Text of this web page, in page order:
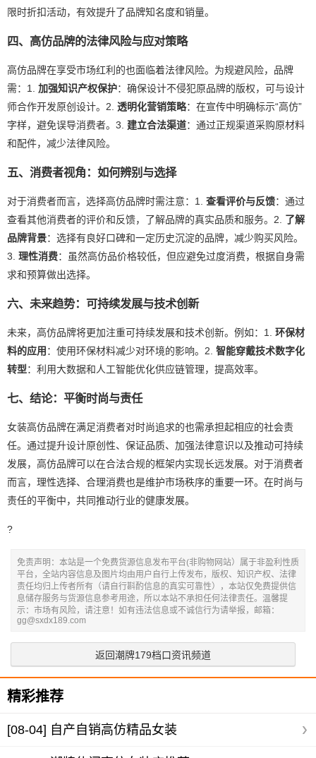
限时折扣活动，有效提升了品牌知名度和销量。
四、高仿品牌的法律风险与应对策略
高仿品牌在享受市场红利的也面临着法律风险。为规避风险，品牌
需：1. 加强知识产权保护：确保设计不侵犯原品牌的版权，可与设计
师合作开发原创设计。2. 透明化营销策略：在宣传中明确标示“高仿”
字样，避免误导消费者。3. 建立合法渠道：通过正规渠道采购原材料
和配件，减少法律风险。
五、消费者视角：如何辨别与选择
对于消费者而言，选择高仿品牌时需注意：1. 查看评价与反馈：通过
查看其他消费者的评价和反馈，了解品牌的真实品质和服务。2. 了解
品牌背景：选择有良好口碑和一定历史沉淀的品牌，减少购买风险。
3. 理性消费：虽然高仿品价格较低，但应避免过度消费，根据自身需
求和预算做出选择。
六、未来趋势：可持续发展与技术创新
未来，高仿品牌将更加注重可持续发展和技术创新。例如：1. 环保材
料的应用 ：使用环保材料减少对环境的影响。2. 智能穿戴技术数字化
转型：利用大数据和人工智能优化供应链管理，提高效率。
七、结论：平衡时尚与责任
女装高仿品牌在满足消费者对时尚追求的也需承担起相应的社会责
任。通过提升设计原创性、保证品质、加强法律意识以及推动可持续
发展，高仿品牌可以在合法合规的框架内实现长远发展。对于消费者
而言，理性选择、合理消费也是维护市场秩序的重要一环。在时尚与
责任的平衡中，共同推动行业的健康发展。
?
免责声明：本站是一个免费货源信息发布平台(非购物网站）属于非盈利性质
平台，全站内容信息及图片均由用户自行上传发布，版权、知识产权、法律
责任均归上传者所有（请自行斟酌信息的真实可靠性），本站仅免费提供信
息储存服务与货源信息参考用途，所以本站不承担任何法律责任。温馨提
示：市场有风险，请注意！如有违法信息或不诚信行为请举报，邮箱：
gg@sxdx189.com
返回潮牌179档口资讯频道
精彩推荐
[08-04] 自产自销高仿精品女装